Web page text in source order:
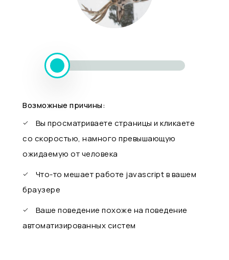
Возможные причины:
Вы просматриваете страницы и кликаете
со скоростью, намного превышающую
ожидаемую от человека
Что-то мешает работе javascript в вашем
браузере
Ваше поведение похоже на поведение
автоматизированных систем